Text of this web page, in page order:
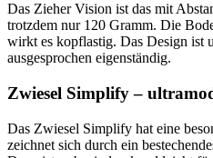
Das Zieher Vision ist das mit
trotzdem nur 120 Gramm. Die
wirkt es kopflastig. Das Design ist
ausgesprochen eigenständig.
Zwiesel Simplify –
Das Zwiesel Simplify hat eine
zeichnet sich durch ein